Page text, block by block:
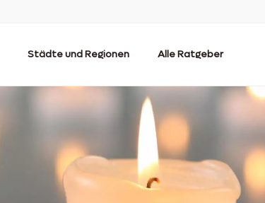
Städte und Regionen Alle Ratgeber